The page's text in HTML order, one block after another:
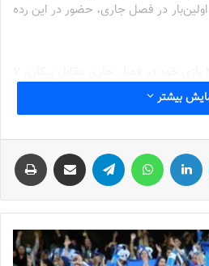
در فصل جاری، حضور در این رده
اما فعلاً جایی در صدر جدول سوپرلیگ
آبادان که فصل را با صدرنشینی
جدول شده و در اولین دوره برگزاری
است.
اولین دوره سوپرلیگ فوتسال زنان ایران در 3 دور با حضور 8 تیم به
صورت گروهی پیگیری می‌شود و 3 هفته سرنوشت‌ساز دیگر از این دوره
تغییر معادلات در صدر جدول وجود
هر 3 تیم پالایش‌نفت آبادان، نصر امید کرج و پیکان
بیشتر